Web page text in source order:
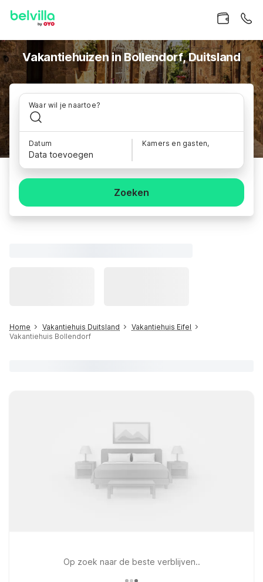
Vakantiehuizen in Bollendorf, Duitsland
Waar wil je naartoe?
Datum
Data toevoegen
Kamers en gasten,
Zoeken
Home Vakantiehuis Duitsland
Vakantiehuis Eifel
Vakantiehuis Bollendorf
Op zoek naar de beste verblijven..